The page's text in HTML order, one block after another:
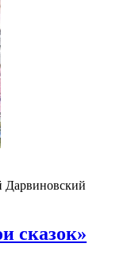
Дарвиновский
сказок»